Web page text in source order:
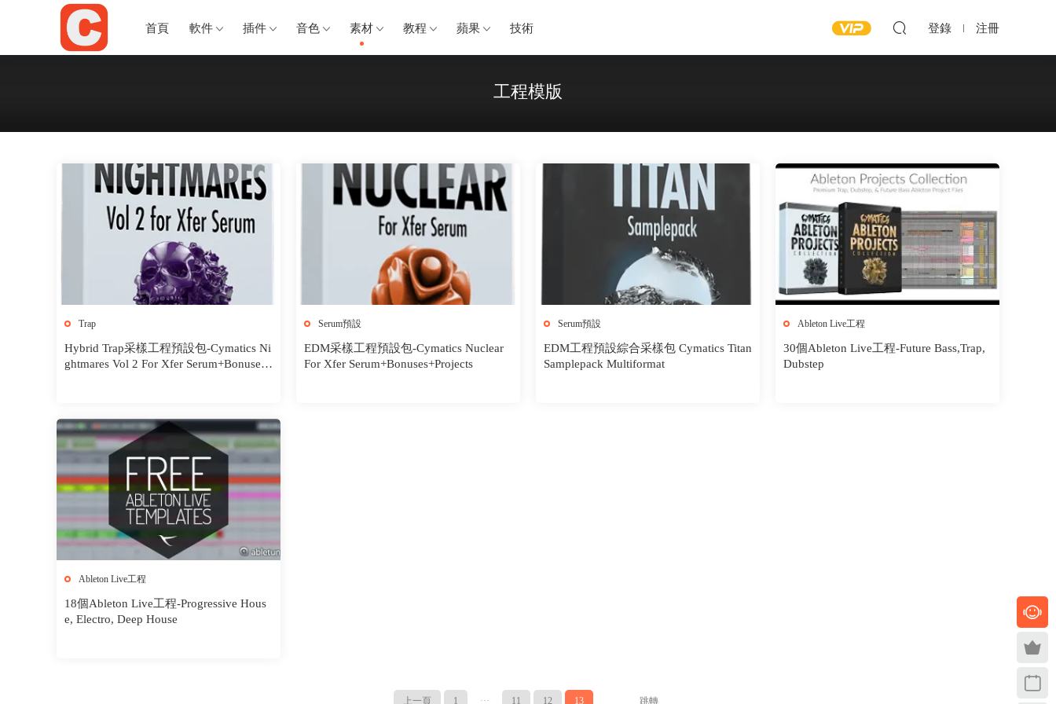
首頁 軟件 插件 音色 素材 教程 蘋果 技術 登錄 注冊
工程模版
Trap
Hybrid Trap采樣工程預設包-Cymatics Ni
ghtmares Vol 2 For Xfer Serum+Bonuses+
Serum預設
EDM采樣工程預設包-Cymatics Nuclear
For Xfer Serum+Bonuses+Projects
Serum預設
EDM工程預設綜合采樣包 Cymatics Titan
Samplepack Multiformat
Ableton Live工程
30個Ableton Live工程-Future Bass,Trap,
Dubstep
Ableton Live工程
18個Ableton Live工程-Progressive Hous
e, Electro, Deep House
上一頁 1 ··· 11 12 13 跳轉